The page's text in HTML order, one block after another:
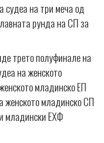
судеа на три меча од
рунда на СП за
трето полуфинале на
на женското
младинско ЕП
женското младинско СП
младински ЕХФ